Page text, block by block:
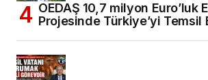
OEDAŞ 10,7 milyon Euro’luk
Projesinde Türkiye’yi Temsil